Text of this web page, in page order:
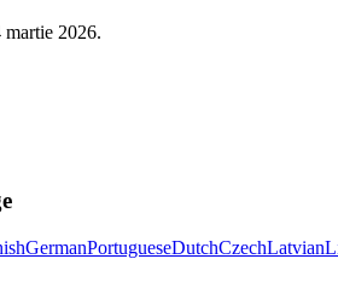
2026.
GermanPortugueseDutchCzechLatvian